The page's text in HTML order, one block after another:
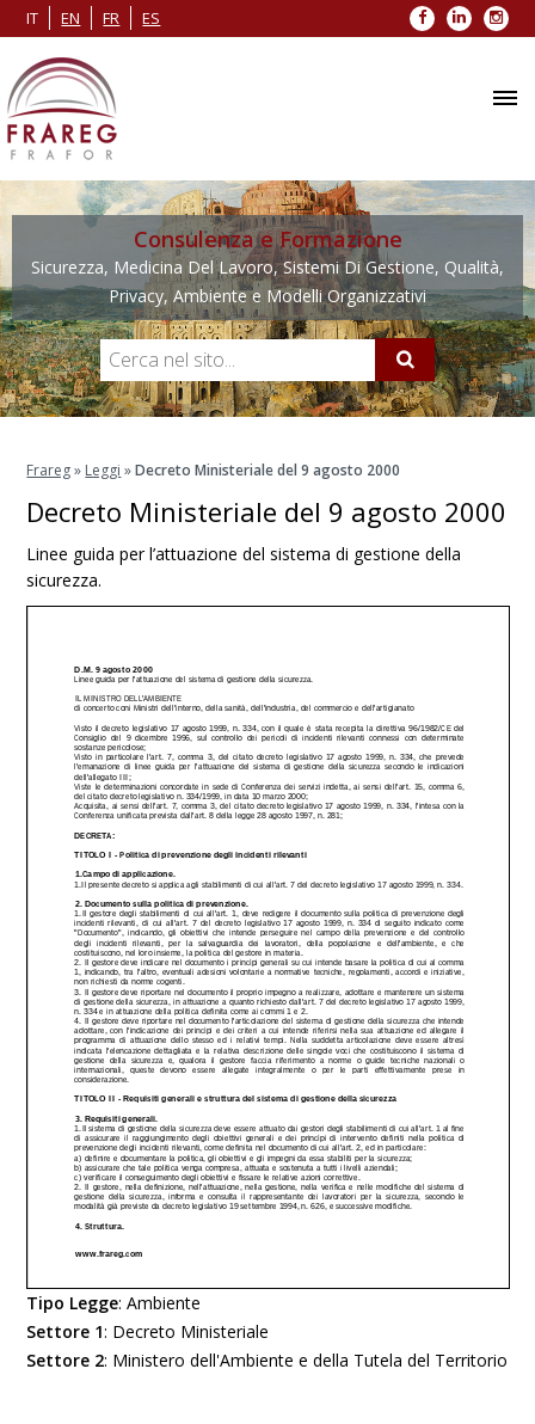
IT EN FR ES Facebook
LinkedIn
Consulenza e Formazione
Sicurezza, Medicina Del Lavoro, Sistemi Di Gestione, Qualità,
Privacy, Ambiente e Modelli Organizzativi
Frareg» Leggi »Decreto Ministeriale del 9 agosto 2000
Decreto Ministeriale del 9 agosto 2000
Linee guida per l’attuazione del sistema di gestione della
sicurezza.
Tipo Legge:Ambiente
Settore 1: Decreto Ministeriale
Settore 2: Ministero dell'Ambiente e della Tutela del Territorio